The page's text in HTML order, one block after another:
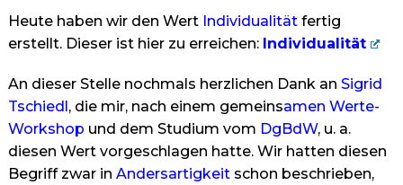
Heute haben wir den Wert Individualitätfertig
erstellt. Dieser ist hier zu erreichen: Individualität
An dieser Stelle nochmals herzlichen Dank an Sigrid
Tschiedl, die mir, nach einem gemeinsamen Werte-
Workshop und dem Studium vom DgBdW, u. a.
diesen Wert vorgeschlagen hatte. Wir hatten diesen
Begriff zwar in Andersartigkeitschon beschrieben,